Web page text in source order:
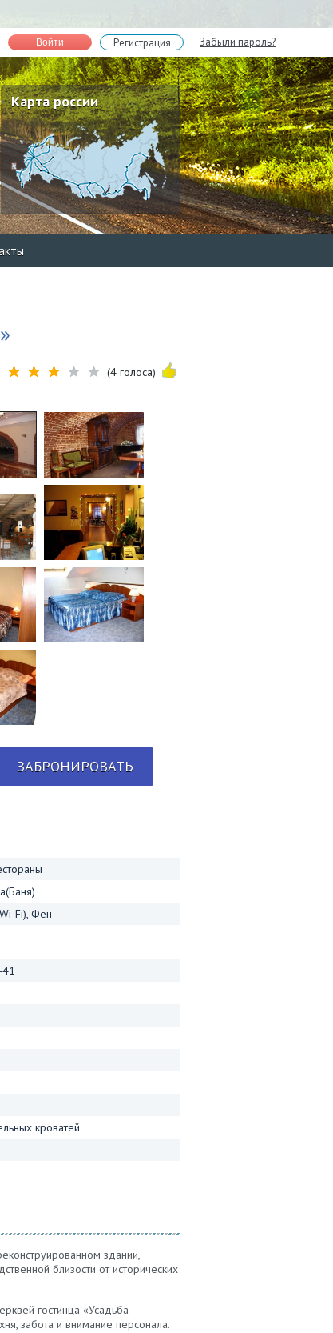
Войти Регистрация Забыли пароль?
Карта россии
(4 голоса)
ЗАБРОНИРОВАТЬ
Fi), Фен
кроватей.
здании,
близости от исторических
гостинца «Усадьба
забота и внимание персонала.